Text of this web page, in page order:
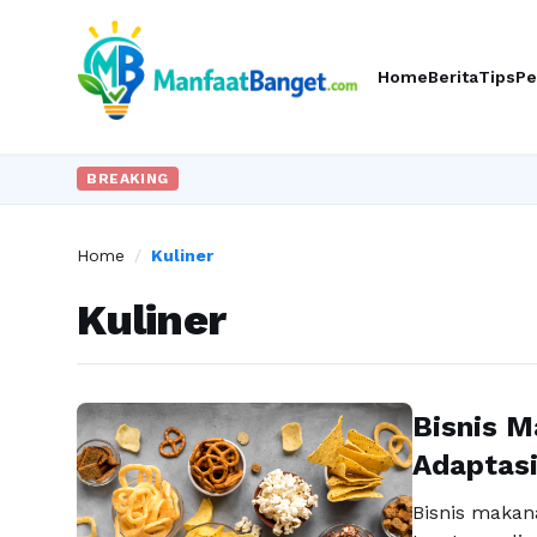
HomeBeritaTips
BREAKING
Home / Kuliner
Kuliner
Bisnis
Bisnis